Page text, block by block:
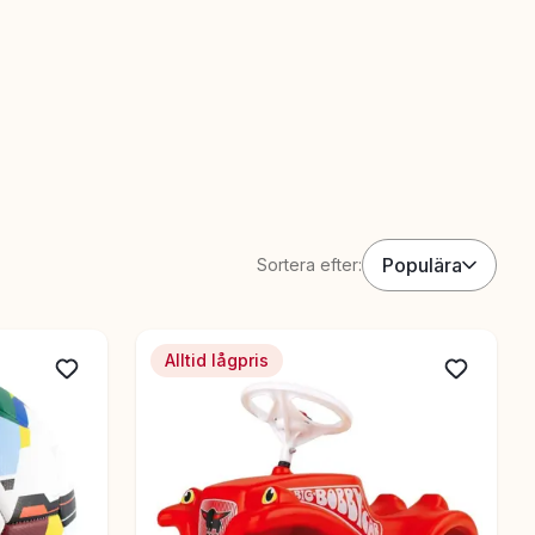
Sortera efter: Populära
Alltid lågpris